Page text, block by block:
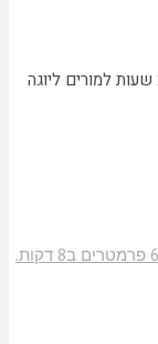
לראשונה בארץ! יוגה רגישה לטראומה:סדנה בת 20 שעות למורים ליוגה